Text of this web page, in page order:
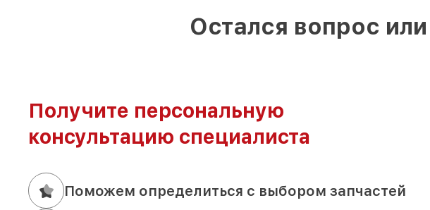
Остался вопрос
Получите персональную
консультацию специалиста
Поможем определиться с выбором запчастей